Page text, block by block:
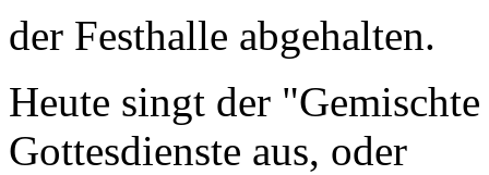
der Festhalle abgehalten.
Heute singt der
Gottesdienste aus, oder